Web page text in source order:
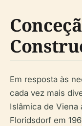
Em resposta às
cada vez mais
Islâmica de Viena
Floridsdorf em